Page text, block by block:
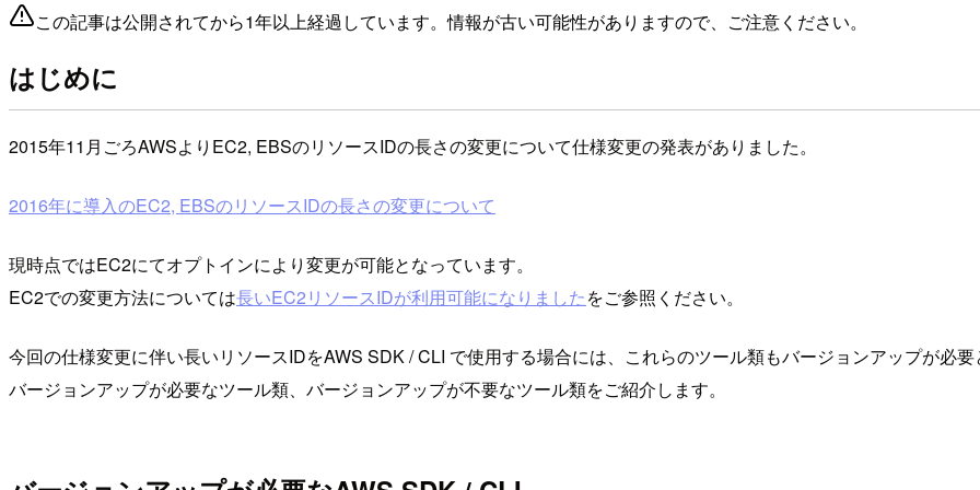
この記事は公開されてから1年以上経過しています。情報が古い可能性がありますので、ご注意ください。
はじめに
2015年11月ごろAWSよりEC2, EBSのリソースIDの長さの変更について仕様変更の発表がありました。
2016年に導入のEC2, EBSのリソースIDの長さの変更について
現時点ではEC2にてオプトインにより変更が可能となっています。
EC2での変更方法については長いEC2リソースIDが利用可能になりましたをご参照ください。
今回の仕様変更に伴い長いリソースIDをAWS SDK / CLI で使用する場合には、これらのツール類もバージョンアップが必要
バージョンアップが必要なツール類、バージョンアップが不要なツール類をご紹介します。